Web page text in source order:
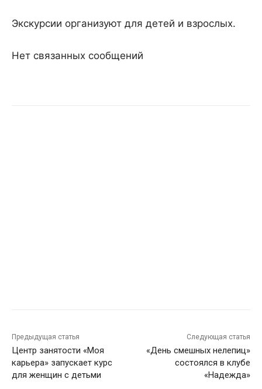
Экскурсии организуют для детей и взрослых.
Нет связанных сообщений
Предыдущая статья
Центр занятости «Моя
карьера» запускает курс
для женщин с детьми
Следующая статья
«День смешных нелепиц»
состоялся в клубе
«Надежда»